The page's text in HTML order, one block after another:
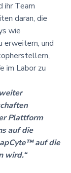
ihr Team
daran, die
wie
erweitern, und
im Labor zu
Plattform
auf die
auf die
wird.“